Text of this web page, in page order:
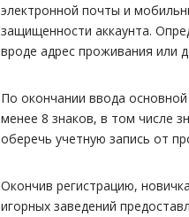
электронной почты и
защищенности аккаунта.
вроде адрес проживания или
По окончании ввода
менее 8 знаков, в том числе
оберечь учетную запись от
Окончив регистрацию,
игорных заведений